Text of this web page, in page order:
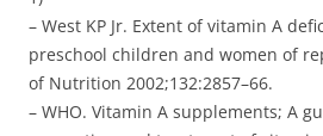
– West KP Jr. Extent of vitamin A
preschool children and women of
of Nutrition 2002;132:2857–66.
– WHO. Vitamin A supplements; A